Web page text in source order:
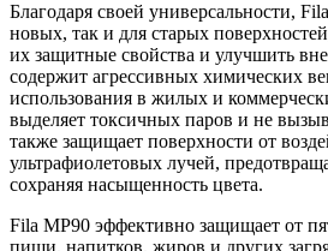
Благодаря своей универсальности,
новых, так и для старых
их защитные свойства и улучшить
содержит агрессивных химических
использования в жилых и
выделяет токсичных паров и не
также защищает поверхности от
ультрафиолетовых лучей,
сохраняя насыщенность цвета.
Fila MP90 эффективно защищает от